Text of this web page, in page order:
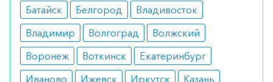
Также препарат может применяться в процессе
кратковременного симптоматического лечения
беспрерывной агрессии при умственной
отсталости у детей до 5 лет.
Батайск
Белгород
Владивосток
Владимир
Волгоград
Волжский
Воронеж
Воткинск
Екатеринбург
Иваново
Ижевск Иркутск Казань